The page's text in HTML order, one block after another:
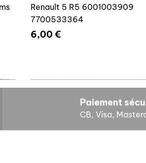
Renault 5 R5 6001003909
7700533364
Prix
6,00 €
Paiement
CB, Visa,